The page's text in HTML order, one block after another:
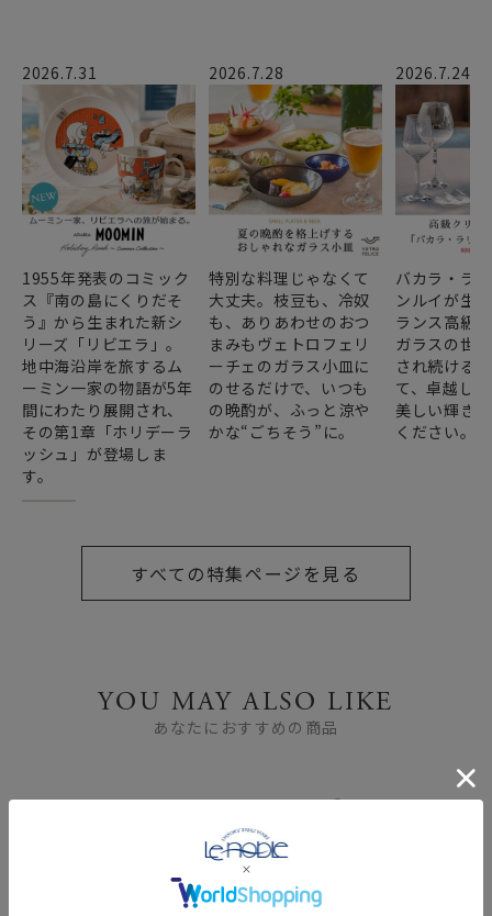
2026.7.31
1955年発表のコミック
ス『南の島にくりだそ
う』から生まれた新シ
リーズ「リビエラ」。
地中海沿岸を旅するム
ーミン一家の物語が5年
間にわたり展開され、
その第1章「ホリデーラ
ッシュ」が登場しま
す。
2026.7.28
特別な料理じゃなくて
大丈夫。枝豆も、冷奴
も、ありあわせのおつ
まみもヴェトロフェリ
ーチェのガラス小皿に
のせるだけで、いつも
の晩酌が、ふっと涼や
かな“ごちそう”に。
2026.7.24
バカラ・ラ
ンルイが生
ランス高級
ガラスの世
され続ける
て、卓越し
美しい輝き
ください。
すべての特集ページを見る
YOU MAY ALSO LIKE
あなたにおすすめの商品